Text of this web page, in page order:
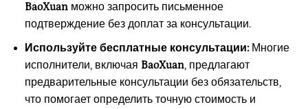
BaoXuanможно запросить письменное
подтверждение без доплат за консультации.
Используйте бесплатные консультации:Многие
исполнители, включая BaoXuan, предлагают
предварительные консультации без обязательств,
что помогает определить точную стоимость и